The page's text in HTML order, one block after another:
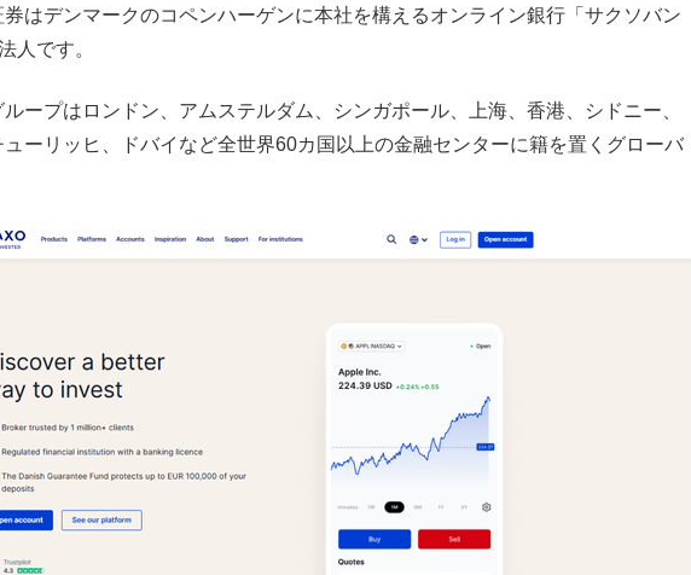
はデンマークのコペンハーゲンに本社を構えるオンライン銀行「サクソバン
人です。
ープはロンドン、アムステルダム、シンガポール、上海、香港、シドニー、
ーリッヒ、ドバイなど全世界60カ国以上の金融センターに籍を置くグローバ